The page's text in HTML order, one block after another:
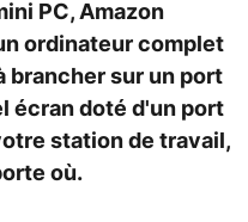
PC, Amazon
ordinateur complet
brancher sur un port
écran doté d'un port
station de travail,
où.